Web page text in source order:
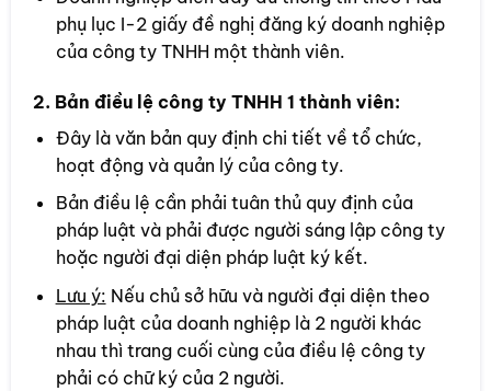
phụ lục I-2 giấy đề nghị đăng ký doanh nghiệp
của công ty TNHH một thành viên.
2. Bản điều lệ công ty TNHH 1 thành viên:
Đây là văn bản quy định chi tiết về tổ chức,
hoạt động và quản lý của công ty.
Bản điều lệ cần phải tuân thủ quy định của
pháp luật và phải được người sáng lập công ty
hoặc người đại diện pháp luật ký kết.
Lưu ý: Nếu chủ sở hữu và người đại diện theo
pháp luật của doanh nghiệp là 2 người khác
nhau thì trang cuối cùng của điều lệ công ty
phải có chữ ký của 2 người.